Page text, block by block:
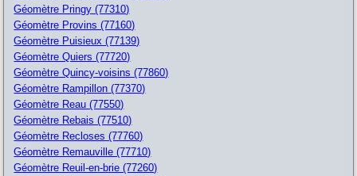
Géomètre Pringy (77310)
Géomètre Provins (77160)
Géomètre Puisieux (77139)
Géomètre Quiers (77720)
Géomètre Quincy-voisins (77860)
Géomètre Rampillon (77370)
Géomètre Reau (77550)
Géomètre Rebais (77510)
Géomètre Recloses (77760)
Géomètre Remauville (77710)
Géomètre Reuil-en-brie (77260)